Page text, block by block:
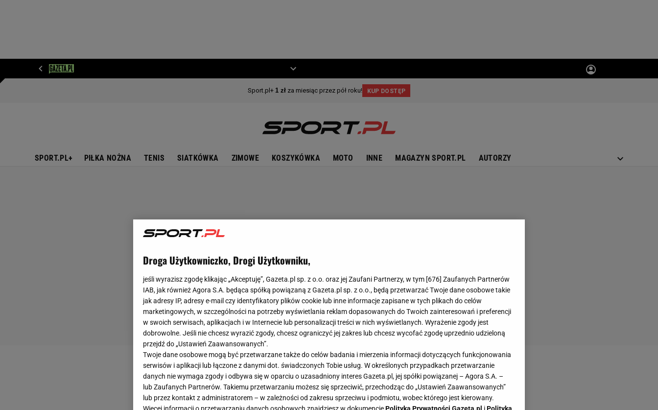
SPORT.PL+ PIŁKA NOŻNA TENIS SIATKÓWKA ZIMOWE KOSZYKÓWKA MOTO INNE MAGAZYN SPORT.PL AUTORZY
Droga Użytkowniczko, Drogi Użytkowniku,
jeśli wyrazisz zgodę klikając „Akceptuję”, Gazeta.pl sp. z o.o. oraz jej Zaufani Partnerzy, w tym [676] Zaufanych Partnerów
IAB, jak również Agora S.A. będąca spółką powiązaną z Gazeta.pl sp. z o.o., będą przetwarzać Twoje dane osobowe takie
jak adresy IP, adresy e-mail czy identyfikatory plików cookie lub inne informacje zapisane w tych plikach do celów
marketingowych, w szczególności na potrzeby wyświetlania reklam dopasowanych do Twoich zainteresowań i preferencji
w swoich serwisach, aplikacjach i w Internecie lub personalizacji treści w nich wyświetlanych. Wyrażenie zgody jest
dobrowolne. Jeśli nie chcesz wyrazić zgody, chcesz ograniczyć jej zakres lub chcesz wycofać zgodę uprzednio udzieloną
przejdź do „Ustawień Zaawansowanych”.
Twoje dane osobowe mogą być przetwarzane także do celów badania i mierzenia informacji dotyczących funkcjonowania
serwisów i aplikacji lub łączone z danymi dot. świadczonych Tobie usług. W określonych przypadkach przetwarzanie
danych nie wymaga zgody i odbywa się w oparciu o uzasadniony interes Gazeta.pl, jej spółki powiązanej – Agora S.A. –
lub Zaufanych Partnerów. Takiemu przetwarzaniu możesz się sprzeciwić, przechodząc do „Ustawień Zaawansowanych”
lub przez kontakt z administratorem – w zależności od zakresu sprzeciwu i podmiotu, wobec którego jest kierowany.